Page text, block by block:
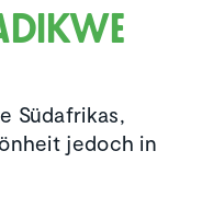
Südafrikas,
jedoch in